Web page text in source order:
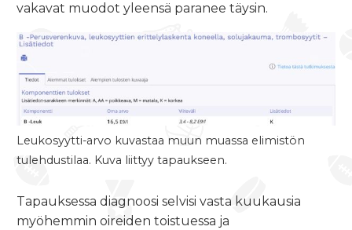
vakavat muodot yleensä paranee täysin.
Leukosyytti-arvo kuvastaa muun muassa elimistön
tulehdustilaa. Kuva liittyy tapaukseen.
Tapauksessa diagnoosi selvisi vasta kuukausia
myöhemmin oireiden toistuessa ja